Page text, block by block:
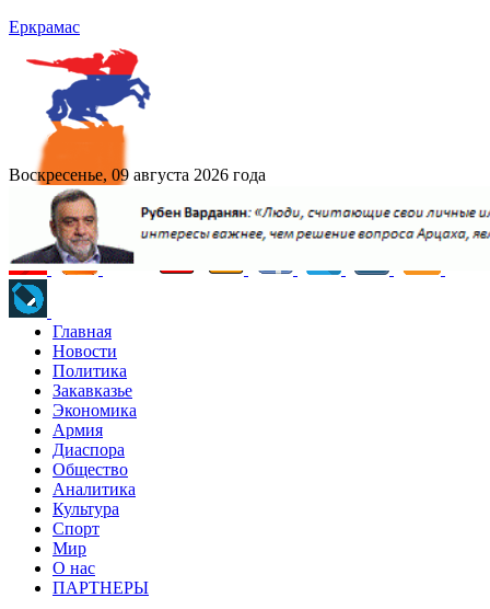
Еркрамас
Воскресенье, 09 августа 2026 года
Главная
Новости
Политика
Закавказье
Экономика
Армия
Диаспора
Общество
Аналитика
Культура
Спорт
Мир
О нас
ПАРТНЕРЫ